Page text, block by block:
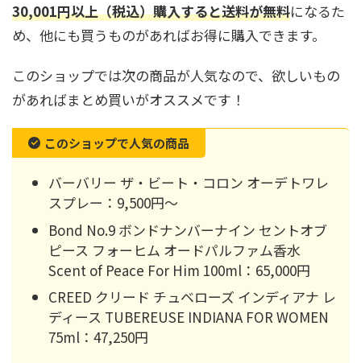
30,001円以上（税込）購入すると送料が無料になるた
め、他にも買うものがあればお得に購入できます。
このショップでは次の商品が人気なので、欲しいもの
があればまとめ買いがオススメです！
このショップで人気の商品
バーバリー ザ・ビート・コロン オーデトワレ
スプレー：9,500円〜
Bond No.9 ボンドナンバーナイン セントオブ
ピース フォーヒム オードパルファム香水
Scent of Peace For Him 100ml：65,000円
CREED クリード チュベローズ インディアナ レ
ディース TUBEREUSE INDIANA FOR WOMEN
75ml：47,250円